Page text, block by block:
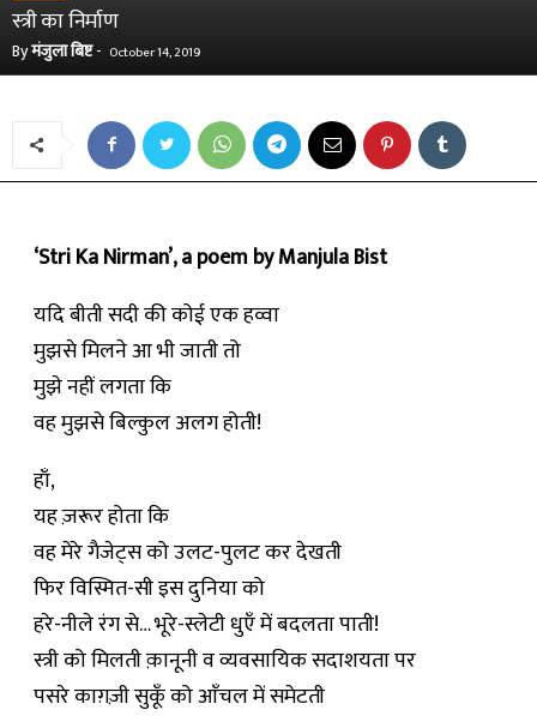
स्त्री का निर्माण
Byमंजुला बिष्ट- October 14, 2019
‘Stri Ka Nirman’, a poem by Manjula Bist
यदि बीती सदी की कोई एक हव्वा
मुझसे मिलने आ भी जाती तो
मुझे नहीं लगता कि
वह मुझसे बिल्कुल अलग होती!
हाँ,
यह ज़रूर होता कि
वह मेरे गैजेट्स को उलट-पुलट कर देखती
फिर विस्मित-सी इस दुनिया को
हरे-नीले रंग से… भूरे-स्लेटी धुएँ में बदलता पाती!
स्त्री को मिलती क़ानूनी व व्यवसायिक सदाशयता पर
पसरे काग़ज़ी सुकूँ को आँचल में समेटती